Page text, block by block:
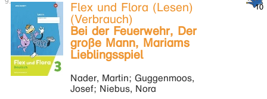
Flex und Flora (Lesen)
(Verbrauch)
Bei der Feuerwehr, Der
große Mann, Mariams
Lieblingsspiel
Nader, Martin; Guggenmoos,
Josef; Niebus, Nora